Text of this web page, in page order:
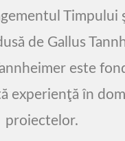
Timpului
de Gallus
este
experienţă în
proiectelor.